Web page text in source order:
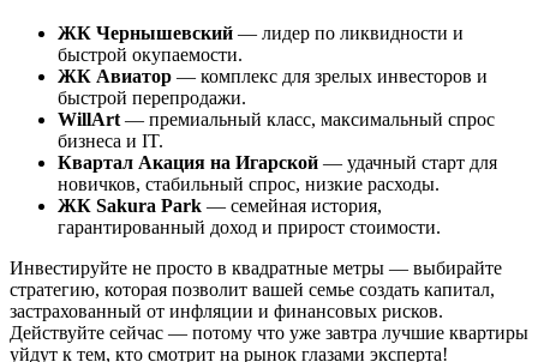
ЖК Чернышевский — лидер по ликвидности и
быстрой окупаемости.
ЖК Авиатор — комплекс для зрелых инвесторов и
быстрой перепродажи.
WillArt — премиальный класс, максимальный спрос
бизнеса и IT.
Квартал Акация на Игарской — удачный старт для
новичков, стабильный спрос, низкие расходы.
ЖК Sakura Park — семейная история,
гарантированный доход и прирост стоимости.
Инвестируйте не просто в квадратные метры — выбирайте
стратегию, которая позволит вашей семье создать капитал,
застрахованный от инфляции и финансовых рисков.
Действуйте сейчас — потому что уже завтра лучшие квартиры
уйдут к тем, кто смотрит на рынок глазами эксперта!